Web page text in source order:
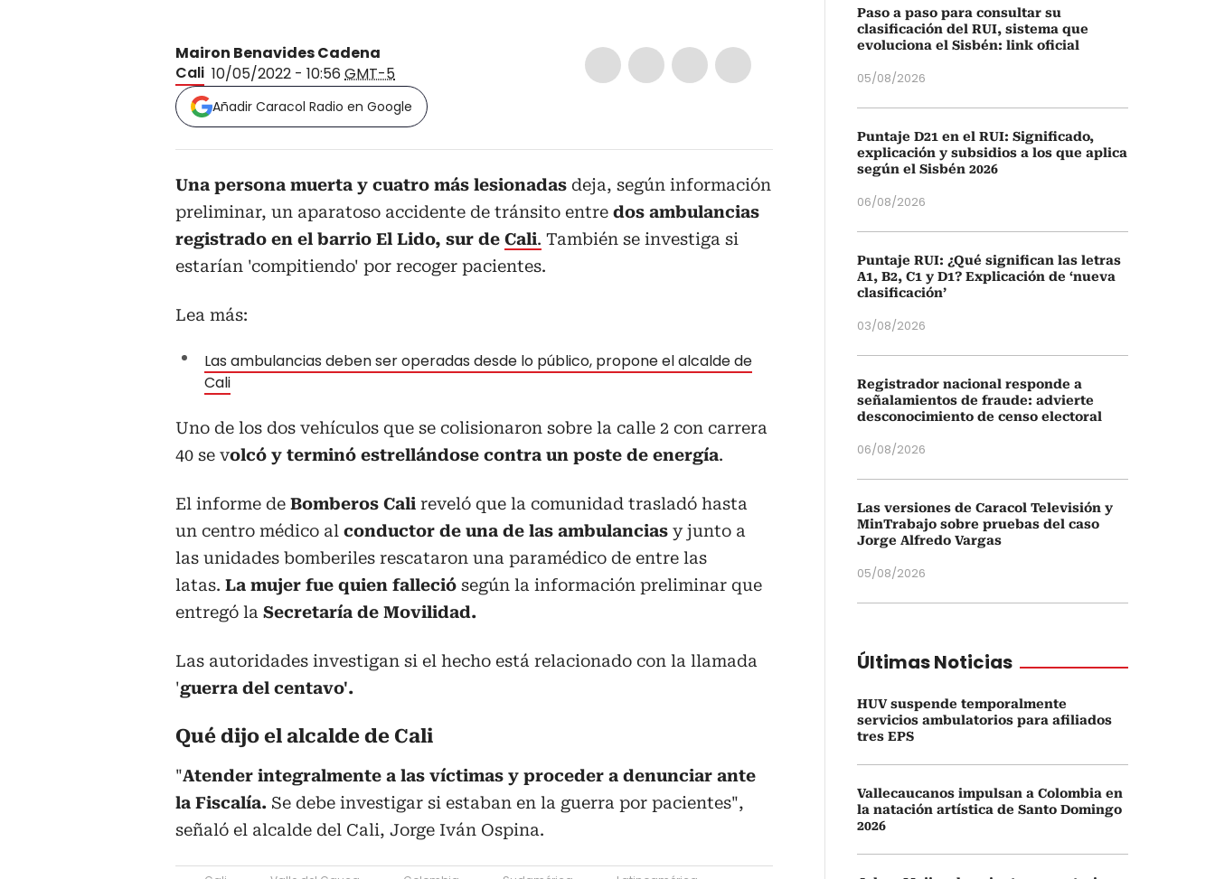
Mairon Benavides Cadena
Cali 10/05/2022 - 10:56 GMT-5
Añadir Caracol Radio en Google
Una persona muerta y cuatro más lesionadas deja, según información
preliminar, un aparatoso accidente de tránsito entre dos ambulancias
registrado en el barrio El Lido, sur de Cali. También se investiga si
estarían 'compitiendo' por recoger pacientes.
Lea más:
Las ambulancias deben ser operadas desde lo público, propone el alcalde de
Cali
Uno de los dos vehículos que se colisionaron sobre la calle 2 con carrera
40 se volcó y terminó estrellándose contra un poste de energía.
El informe de Bomberos Cali reveló que la comunidad trasladó hasta
un centro médico al conductor de una de las ambulancias y junto a
las unidades bomberiles rescataron una paramédico de entre las
latas. La mujer fue quien falleció según la información preliminar que
entregó la Secretaría de Movilidad.
Las autoridades investigan si el hecho está relacionado con la llamada
'guerra del centavo'.
Qué dijo el alcalde de Cali
"Atender integralmente a las víctimas y proceder a denunciar ante
la Fiscalía. Se debe investigar si estaban en la guerra por pacientes",
señaló el alcalde del Cali, Jorge Iván Ospina.
Paso a paso para consultar su
clasificación del RUI, sistema que
evoluciona el Sisbén: link oficial
05/08/2026
Puntaje D21 en el RUI: Significado,
explicación y subsidios a los que aplica
según el Sisbén 2026
06/08/2026
Puntaje RUI: ¿Qué significan las letras
A1, B2, C1 y D1? Explicación de ‘nueva
clasificación’
03/08/2026
Registrador nacional responde a
señalamientos de fraude: advierte
desconocimiento de censo electoral
06/08/2026
Las versiones de Caracol Televisión y
MinTrabajo sobre pruebas del caso
Jorge Alfredo Vargas
05/08/2026
Últimas Noticias
HUV suspende temporalmente
servicios ambulatorios para afiliados
tres EPS
Vallecaucanos impulsan a Colombia en
la natación artística de Santo Domingo
2026